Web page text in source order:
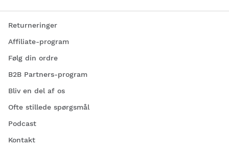
Returneringer
Affiliate-program
Følg din ordre
B2B Partners-program
Bliv en del af os
Ofte stillede spørgsmål
Podcast
Kontakt